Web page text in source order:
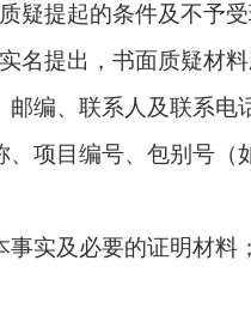
疑提起的条件及不予受
名提出，书面质疑材
编、联系人及联系电
项目编号、包别号（
实及必要的证明材料；